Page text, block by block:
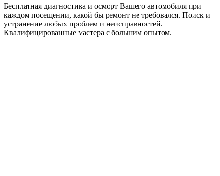
Бесплатная диагностика и осморт Вашего автомобиля при
каждом посещении, какой бы ремонт не требовался. Поиск и
устранение любых проблем и неисправностей.
Квалифицированные мастера с большим опытом.